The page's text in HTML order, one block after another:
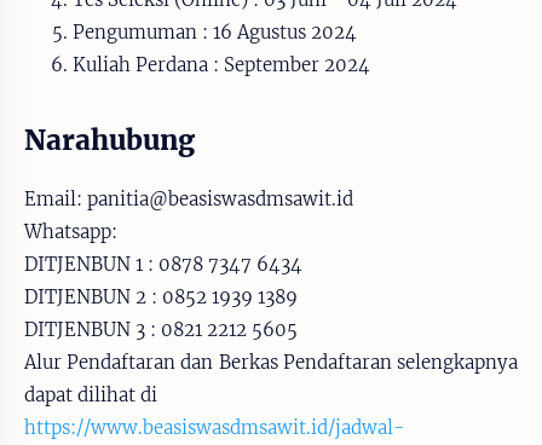
Pengumuman : 16 Agustus 2024
Kuliah Perdana : September 2024
Narahubung
Email: panitia@beasiswasdmsawit.id
Whatsapp:
DITJENBUN 1 : 0878 7347 6434
DITJENBUN 2 : 0852 1939 1389
DITJENBUN 3 : 0821 2212 5605
Alur Pendaftaran dan Berkas Pendaftaran selengkapnya
dapat dilihat di
https://www.beasiswasdmsawit.id/jadwal-